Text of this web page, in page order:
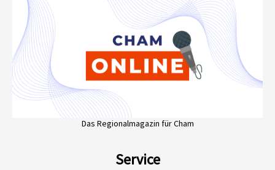
Das Regionalmagazin für Cham
Service